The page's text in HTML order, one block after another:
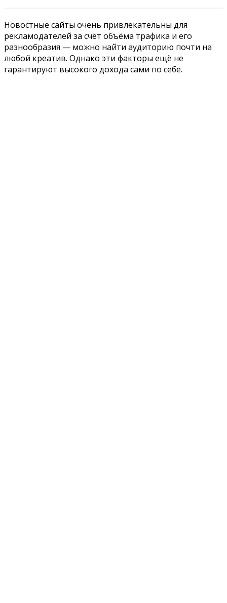
Новостные сайты очень привлекательны для
рекламодателей за счёт объёма трафика и его
разнообразия — можно найти аудиторию почти на
любой креатив. Однако эти факторы ещё не
гарантируют высокого дохода сами по себе.